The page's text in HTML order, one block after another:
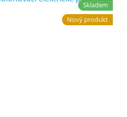
Skladem
Nový produkt